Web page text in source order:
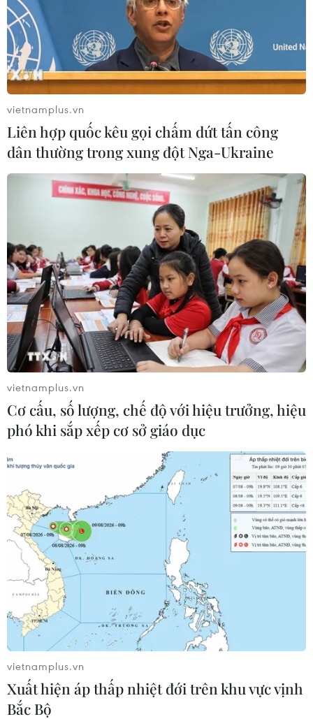
30/05/2023 00:13
Dự thảo Nghị quyết của Quốc hội về thí điểm một số cơ
chế, chính sách đặc thù phát triển TP.HCM có 7 nhóm cơ
chế, chính sách, với 44 nội dung cụ thể, trong đó có
chính sách lần đầu được quy định.
vietnamplus.vn
Liên hợp quốc kêu gọi chấm dứt tấn công
dân thường trong xung đột Nga-Ukraine
vietnamplus.vn
Cơ cấu, số lượng, chế độ với hiệu trưởng, hiệu
phó khi sắp xếp cơ sở giáo dục
vietnamplus.vn
Xuất hiện áp thấp nhiệt đới trên khu vực vịnh
Bắc Bộ